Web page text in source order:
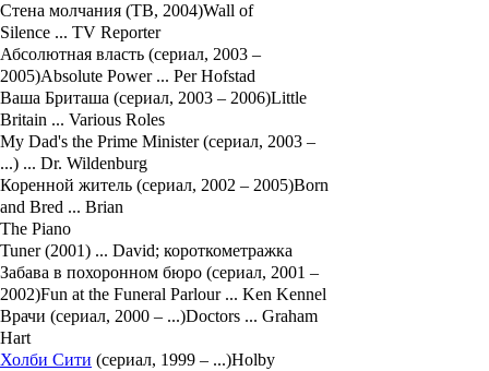
Стена молчания (ТВ, 2004)Wall of
Silence ... TV Reporter
Абсолютная власть (сериал, 2003 –
2005)Absolute Power ... Per Hofstad
Ваша Бриташа (сериал, 2003 – 2006)Little
Britain ... Various Roles
My Dad's the Prime Minister (сериал, 2003 –
...) ... Dr. Wildenburg
Коренной житель (сериал, 2002 – 2005)Born
and Bred ... Brian
The Piano
Tuner (2001) ... David; короткометражка
Забава в похоронном бюро (сериал, 2001 –
2002)Fun at the Funeral Parlour ... Ken Kennel
Врачи (сериал, 2000 – ...)Doctors ... Graham
Hart
Холби Сити (сериал, 1999 – ...)Holby